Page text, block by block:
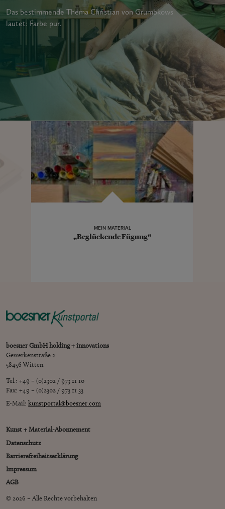
Das bestimmende Thema Christian von Grumbkows
lautet: Farbe pur.
MEIN MATERIAL
„Beglückende Fügung“
boesner GmbH holding + innovations
Gewerkenstraße 2
58456 Witten
Tel.: +49 – (0)2302 / 973 11 10
Fax: +49 – (0)2302 / 973 11 33
E-Mail:kunstportal@boesner.com
Kunst + Material-Abonnement
Datenschutz
Barrierefreiheitserklärung
Impressum
AGB
© 2026 – Alle Rechte vorbehalten